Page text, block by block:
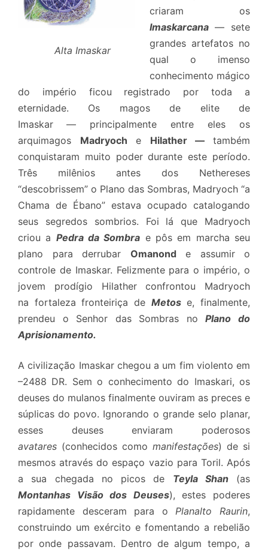
Alta Imaskar
criaram os
Imaskarcana — sete
grandes artefatos no
qual o imenso
conhecimento mágico
do império ficou registrado por toda a
eternidade. Os magos de elite de
Imaskar
— principalmente entre eles os
arquimagos Madryoch e Hilather —também
conquistaram muito poder durante este período.
Três milênios antes dos Nethereses
“descobrissem” o Plano das Sombras, Madryoch “a
Chama de Ébano” estava ocupado catalogando
seus segredos sombrios. Foi lá que Madryoch
criou a Pedra da Sombra e pôs em marcha seu
plano para derrubar Omanond e assumir o
controle de Imaskar. Felizmente para o império, o
jovem prodígio Hilather confrontou Madryoch
na fortaleza fronteiriça de Metos e, finalmente,
prendeu o Senhor das Sombras noPlano do
Aprisionamento.
A civilização Imaskar chegou a um fim violento em
–2488 DR. Sem o conhecimento do Imaskari, os
deuses do mulanos finalmente ouviram as preces e
súplicas do povo. Ignorando o grande selo planar,
esses deuses enviaram poderosos
avatares (conhecidos como manifestações) de si
mesmos através do espaço vazio para Toril. Após
a sua chegada no picos de Teyla Shan(as
Montanhas Visão dos Deuses), estes poderes
rapidamente desceram para oPlanalto Raurin,
construindo um exército e fomentando a rebelião
por onde passavam. Dentro de algum tempo, a